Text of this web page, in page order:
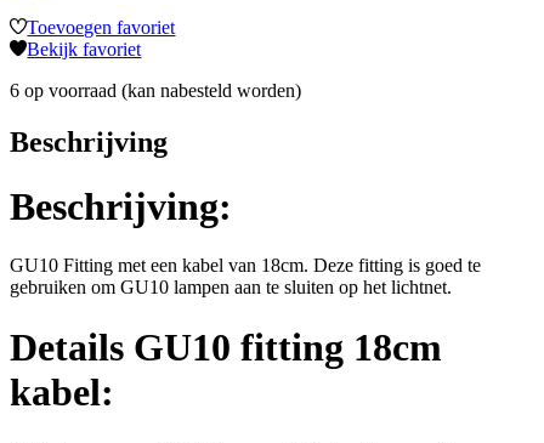
Toevoegen favoriet
Bekijk favoriet
6 op voorraad (kan nabesteld worden)
Beschrijving
Beschrijving:
GU10 Fitting met een kabel van 18cm. Deze fitting is goed te
gebruiken om GU10 lampen aan te sluiten op het lichtnet.
Details GU10 fitting 18cm
kabel: